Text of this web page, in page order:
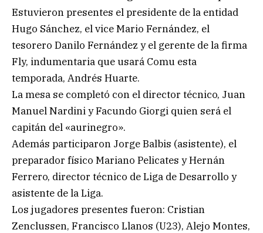
Estuvieron presentes el presidente de la entidad
Hugo Sánchez, el vice Mario Fernández, el
tesorero Danilo Fernández y el gerente de la firma
Fly, indumentaria que usará Comu esta
temporada, Andrés Huarte.
La mesa se completó con el director técnico, Juan
Manuel Nardini y Facundo Giorgi quien será el
capitán del «aurinegro».
Además participaron Jorge Balbis (asistente), el
preparador físico Mariano Pelicates y Hernán
Ferrero, director técnico de Liga de Desarrollo y
asistente de la Liga.
Los jugadores presentes fueron: Cristian
Zenclussen, Francisco Llanos (U23), Alejo Montes,